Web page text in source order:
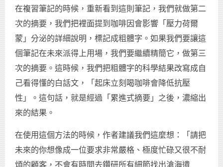
在複習筆記的時候，重新看到這則筆記，我們就做第二
次的摘要，我們把裡面提到咖啡因會影響「壓力荷爾
蒙」分泌的詳細說明，標記成粗體字。如果我們要讓這
個筆記在未來派得上用場，我們要繼續精簡它，做第三
次的摘要。這時候，我們把粗體字的科學結果改寫成自
己看得懂的白話文，「起床立刻喝咖啡會降低抗壓
性」。這句話，就是經過「累進式摘要」之後，濃縮出
來的結果。
在使用這個方法的時候，作者建議我們這麼想：「請把
未來的你想像成一位要求非常嚴格、極度忙碌又很不耐
煩的顧客，不會有時間去鑽研所有細節找出滄海遺